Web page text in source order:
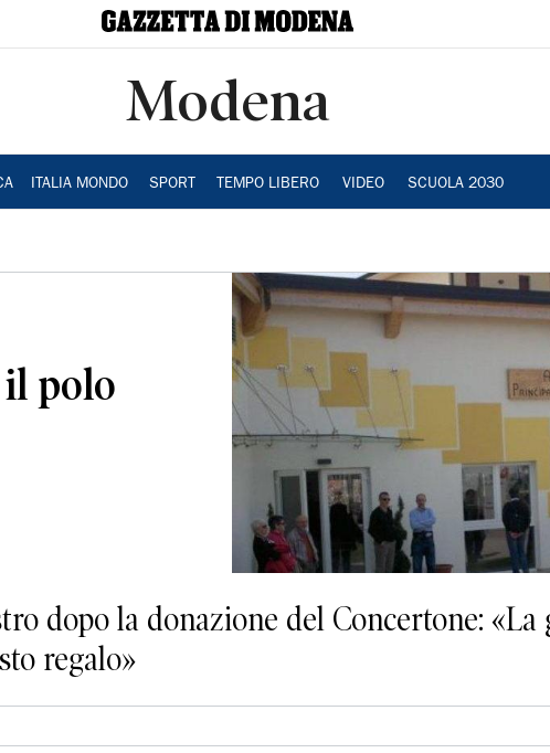
Modena
ITALIA MONDO SPORT TEMPO LIBERO VIDEO SCUOLA 2030
polo
dopo la donazione del Concertone: «La
regalo»